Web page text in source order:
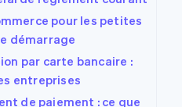
pour les petites
démarrage
par carte bancaire :
entreprises
de paiement : ce que